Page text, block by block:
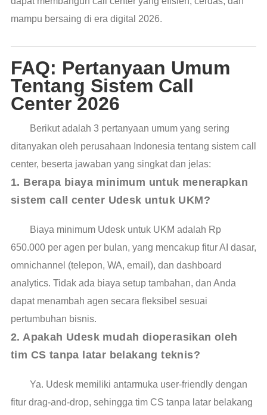
mampu bersaing di era digital 2026.
FAQ: Pertanyaan Umum
Tentang Sistem Call
Center 2026
Berikut adalah 3 pertanyaan umum yang sering
ditanyakan oleh perusahaan Indonesia tentang sistem call
center, beserta jawaban yang singkat dan jelas:
1. Berapa biaya minimum untuk menerapkan
sistem call center Udesk untuk UKM?
Biaya minimum Udesk untuk UKM adalah Rp
650.000 per agen per bulan, yang mencakup fitur AI dasar,
omnichannel (telepon, WA, email), dan dashboard
analytics. Tidak ada biaya setup tambahan, dan Anda
dapat menambah agen secara fleksibel sesuai
pertumbuhan bisnis.
2. Apakah Udesk mudah dioperasikan oleh
tim CS tanpa latar belakang teknis?
Ya. Udesk memiliki antarmuka user-friendly dengan
fitur drag-and-drop, sehingga tim CS tanpa latar belakang